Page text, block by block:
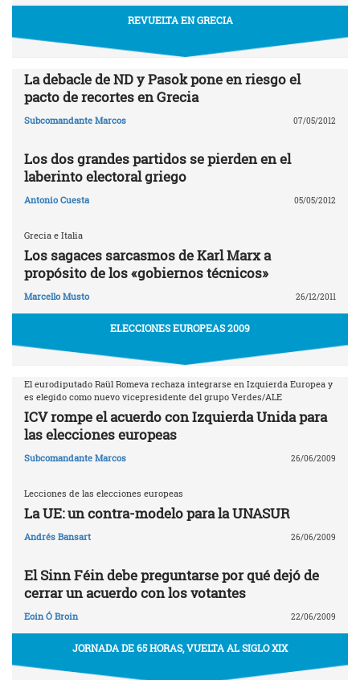
REVUELTA EN GRECIA
La debacle de ND y Pasok pone en riesgo el
pacto de recortes en Grecia
Subcomandante Marcos 07/05/2012
Los dos grandes partidos se pierden en el
laberinto electoral griego
Antonio Cuesta 05/05/2012
Grecia e Italia
Los sagaces sarcasmos de Karl Marx a
propósito de los «gobiernos técnicos»
Marcello Musto 26/12/2011
ELECCIONES EUROPEAS 2009
El eurodiputado Raül Romeva rechaza integrarse en Izquierda Europea y
es elegido como nuevo vicepresidente del grupo Verdes/ALE
ICV rompe el acuerdo con Izquierda Unida para
las elecciones europeas
Subcomandante Marcos 26/06/2009
Lecciones de las elecciones europeas
La UE: un contra-modelo para la UNASUR
Andrés Bansart 26/06/2009
El Sinn Féin debe preguntarse por qué dejó de
cerrar un acuerdo con los votantes
Eoin Ó Broin 22/06/2009
JORNADA DE 65 HORAS, VUELTA AL SIGLO XIX